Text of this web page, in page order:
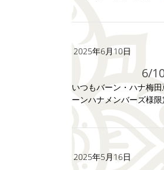
2025年6月10日
いつもバーン・ハナ梅
ーンハナメンバーズ様限
2025年5月16日